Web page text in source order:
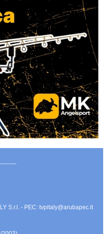
S.r.l. - PEC: tvpitaly@arubapec.it